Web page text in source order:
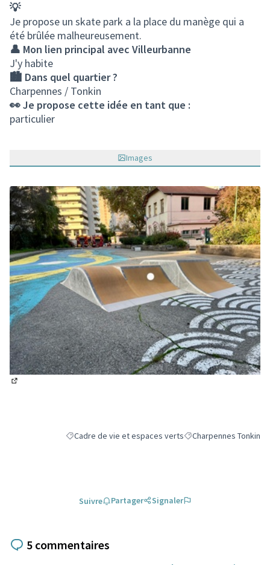
💡
Je propose un skate park a la place du manège qui a
été brûlée malheureusement.
👤 Mon lien principal avec Villeurbanne
J'y habite
🏙️ Dans quel quartier ?
Charpennes / Tonkin
👀 Je propose cette idée en tant que :
particulier
Images
Filtrer les résultats de la catégorie : Cadre de vie et
Cadre de vie et espaces vertsFiltrer les résultats
Charpennes Tonkin
Suivre Partager Signaler
5 commentaires